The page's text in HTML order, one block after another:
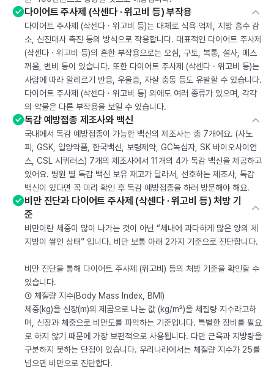
다이어트 주사제 (삭센다 · 위고비 등) 부작용
다이어트 주사제 (삭센다 · 위고비 등)는 대체로 식욕 억제, 지방 흡수 감
소, 신진대사 촉진 등의 방식으로 작용합니다. 대표적인 다이어트 주사제
(삭센다 · 위고비 등)의 흔한 부작용으로는 오심, 구토, 복통, 설사, 메스
꺼움, 변비 등이 있습니다. 또한 다이어트 주사제 (삭센다 · 위고비 등)는
사람에 따라 알레르기 반응, 우울증, 자살 충동 등도 유발할 수 있습니다.
다이어트 주사제 (삭센다 · 위고비 등) 외에도 여러 종류가 있으며, 각각
의 약물은 다른 부작용을 보일 수 있습니다.
독감 예방접종 제조사와 백신
국내에서 독감 예방접종이 가능한 백신의 제조사는 총 7개에요. (사노
피, GSK, 일양약품, 한국백신, 보령제약, GC녹십자, SK 바이오사이언
스, CSL 시퀴러스) 7개의 제조사에서 11개의 4가 독감 백신을 제공하고
있어요. 병원 별 독감 백신 보유 재고가 달라서, 선호하는 제조사, 독감
백신이 있다면 꼭 미리 확인 후 독감 예방접종을 하러 방문해야 해요.
비만 진단과 다이어트 주사제 (삭센다 · 위고비 등) 처방 기
준
비만이란 체중이 많이 나가는 것이 아닌 “체내에 과다하게 많은 양의 체
지방이 쌓인 상태” 입니다. 비만 보통 아래 2가지 기준으로 진단합니다.
비만 진단을 통해 다이어트 주사제 (위고비) 등의 처방 기준을 확인할 수
있습니다.
① 체질량 지수(Body Mass Index, BMI)
체중(kg)을 신장(m)의 제곱으로 나눈 값 (kg/m²)을 체질량 지수라고하
며, 신장과 체중으로 비만도를 파악하는 기준입니다. 특별한 장비를 필요
로 하지 않기 때문에 가장 보편적으로 사용됩니다. 다만 근육과 지방량을
구분하지 못하는 단점이 있습니다. 우리나라에서는 체질량 지수가 25를
넘으면 비만으로 진단합다.